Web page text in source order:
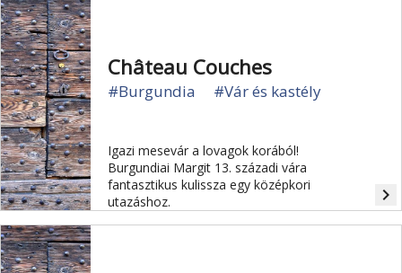
Château Couches
#Burgundia #Vár és kastély
Igazi mesevár a lovagok korából!
Burgundiai Margit 13. századi vára
fantasztikus kulissza egy középkori
utazáshoz.
navigate_next